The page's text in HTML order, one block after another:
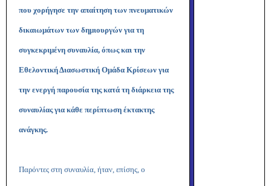
που χορήγησε την απαίτηση των πνευματικών
δικαιωμάτων των δημιουργών για τη
συγκεκριμένη συναυλία, όπως και την
Εθελοντική Διασωστική Ομάδα Κρίσεων για
την ενεργή παρουσία της κατά τη διάρκεια της
συναυλίας για κάθε περίπτωση έκτακτης
ανάγκης.
Παρόντες στη συναυλία, ήταν, επίσης, ο